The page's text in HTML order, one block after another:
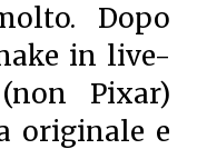
Dopo
in live-
Pixar)
originale e